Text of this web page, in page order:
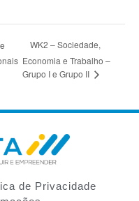
WK2 – Sociedade,
Economia e Trabalho –
Grupo I e Grupo II
de Privacidade